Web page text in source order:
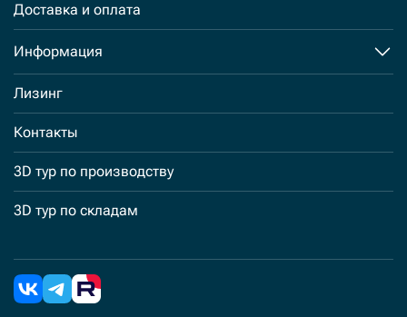
Доставка и оплата
Информация
Лизинг
Контакты
3D тур по производству
3D тур по складам